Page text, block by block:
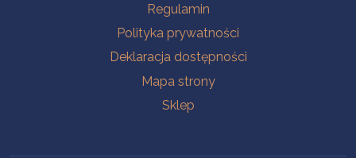
Regulamin
Polityka prywatności
Deklaracja dostępności
Mapa strony
Sklep